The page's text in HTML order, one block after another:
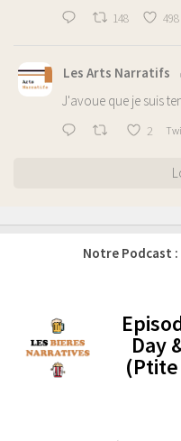
148 498
Les Arts Narratifs
J'avoue que je suis
2
Notre Podcast :
Day
(Ptite